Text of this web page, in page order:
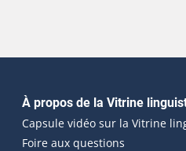
Navigation
À propos de la Vitrine
Capsule vidéo sur la Vitrine
Foire aux questions